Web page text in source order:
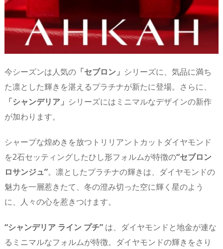
今シーズンは人気の 「セブロン」 シリーズに、気品に満ち
た凛とした輝きを湛えるプラチナが新たに登場。さらに、
「シャンデリア」 シリーズにはミニマルなデザインの新作
が加わります。
シャープな煌めきを放つトリリアントカットダイヤモンド
を2石セッティングしたひし形フォルムが特徴の“セブロン
ロサンジュ”。凛としたプラチナの輝きは、ダイヤモンドの
魅力を一層惹きたて、冬の澄み切った空に輝く星のよう
に、人々の心を惹きつけます。
“シャンデリア ライン プチ” は、ダイヤモンドと地金が連な
るミニマルなフォルムが特徴。ダイヤモンドの輝きをさり